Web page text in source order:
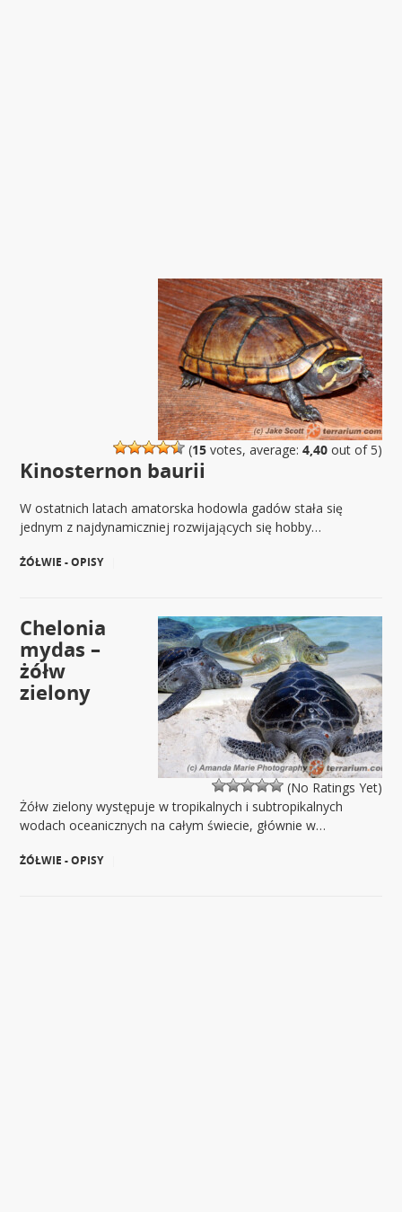
(15votes, average: 4,40out of 5)
Kinosternon baurii
W ostatnich latach amatorska hodowla gadów stała się
jednym z najdynamiczniej rozwijających się hobby…
ŻÓŁWIE - OPISY
(No Ratings Yet)
Chelonia
mydas –
żółw
zielony
Żółw zielony występuje w tropikalnych i subtropikalnych
wodach oceanicznych na całym świecie, głównie w…
ŻÓŁWIE - OPISY